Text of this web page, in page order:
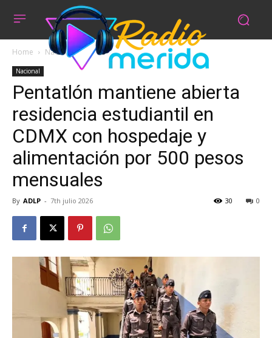
Home Nacional
Nacional
Pentatlón mantiene abierta
residencia estudiantil en
CDMX con hospedaje y
alimentación por 500 pesos
mensuales
By ADLP - 7th julio 2026 0
30